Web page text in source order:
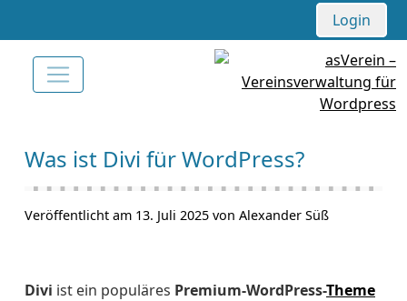
Login
Was ist Divi für WordPress?
Veröffentlicht am 13. Juli 2025 von Alexander Süß
Divi ist ein populäres Premium-WordPress-Theme